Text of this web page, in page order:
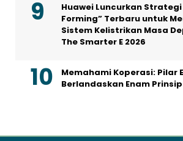
Huawei Luncurkan
Forming” Terbaru untuk
Sistem Kelistrikan Masa
The Smarter E 2026
Memahami Koperasi: Pilar
Berlandaskan Enam